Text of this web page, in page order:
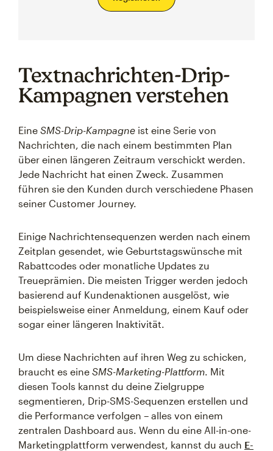
Textnachrichten-Drip-
Kampagnen verstehen
Eine SMS-Drip-Kampagne ist eine Serie von
Nachrichten, die nach einem bestimmten Plan
über einen längeren Zeitraum verschickt werden.
Jede Nachricht hat einen Zweck. Zusammen
führen sie den Kunden durch verschiedene Phasen
seiner Customer Journey.
Einige Nachrichtensequenzen werden nach einem
Zeitplan gesendet, wie Geburtstagswünsche mit
Rabattcodes oder monatliche Updates zu
Treueprämien. Die meisten Trigger werden jedoch
basierend auf Kundenaktionen ausgelöst, wie
beispielsweise einer Anmeldung, einem Kauf oder
sogar einer längeren Inaktivität.
Um diese Nachrichten auf ihren Weg zu schicken,
braucht es eine SMS-Marketing-Plattform. Mit
diesen Tools kannst du deine Zielgruppe
segmentieren, Drip-SMS-Sequenzen erstellen und
die Performance verfolgen – alles von einem
zentralen Dashboard aus. Wenn du eine All-in-one-
Marketingplattform verwendest, kannst du auch E-